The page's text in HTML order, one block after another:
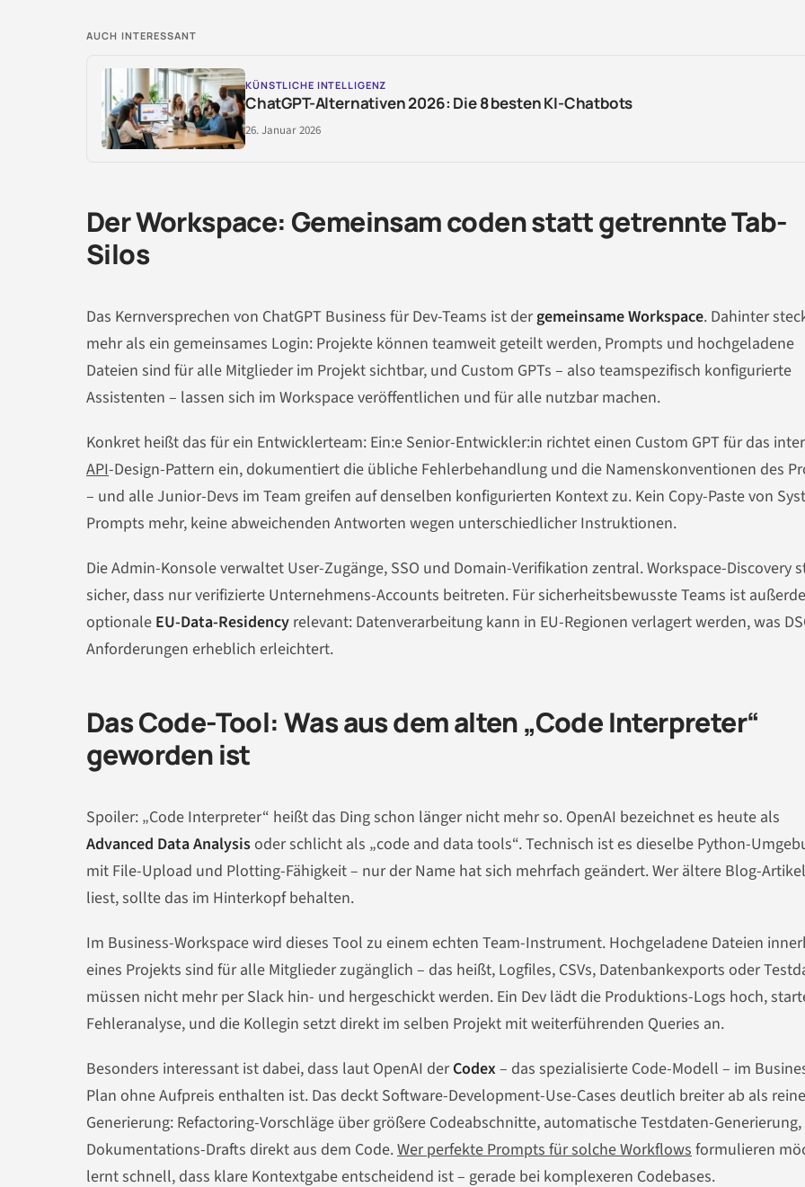
AUCH INTERESSANT
KÜNSTLICHE INTELLIGENZ
ChatGPT-Alternativen 2026: Die 8 besten KI-Chatbots
26. Januar 2026
Der Workspace: Gemeinsam coden statt getrennte Tab-
Silos
Das Kernversprechen von ChatGPT Business für Dev-Teams ist dergemeinsame Workspace. Dahinter
mehr als ein gemeinsames Login: Projekte können teamweit geteilt werden, Prompts und hochgeladene
Dateien sind für alle Mitglieder im Projekt sichtbar, und Custom GPTs – also teamspezifisch konfigurierte
Assistenten – lassen sich im Workspace veröffentlichen und für alle nutzbar machen.
Konkret heißt das für ein Entwicklerteam: Ein:e Senior-Entwickler:in richtet einen Custom GPT für das
API-Design-Pattern ein, dokumentiert die übliche Fehlerbehandlung und die Namenskonventionen des
– und alle Junior-Devs im Team greifen auf denselben konfigurierten Kontext zu. Kein Copy-Paste von
Prompts mehr, keine abweichenden Antworten wegen unterschiedlicher Instruktionen.
Die Admin-Konsole verwaltet User-Zugänge, SSO und Domain-Verifikation zentral. Workspace-Discovery
sicher, dass nur verifizierte Unternehmens-Accounts beitreten. Für sicherheitsbewusste Teams ist
optionale EU-Data-Residency relevant: Datenverarbeitung kann in EU-Regionen verlagert werden, was
Anforderungen erheblich erleichtert.
Das Code-Tool: Was aus dem alten „Code Interpreter“
geworden ist
Spoiler: „Code Interpreter“ heißt das Ding schon länger nicht mehr so. OpenAI bezeichnet es heute als
Advanced Data Analysisoder schlicht als „code and data tools“. Technisch ist es dieselbe Python-
mit File-Upload und Plotting-Fähigkeit – nur der Name hat sich mehrfach geändert. Wer ältere Blog-
liest, sollte das im Hinterkopf behalten.
Im Business-Workspace wird dieses Tool zu einem echten Team-Instrument. Hochgeladene Dateien
eines Projekts sind für alle Mitglieder zugänglich – das heißt, Logfiles, CSVs, Datenbankexports oder
müssen nicht mehr per Slack hin- und hergeschickt werden. Ein Dev lädt die Produktions-Logs hoch,
Fehleranalyse, und die Kollegin setzt direkt im selben Projekt mit weiterführenden Queries an.
Besonders interessant ist dabei, dass laut OpenAI derCodex– das spezialisierte Code-Modell – im
Plan ohne Aufpreis enthalten ist. Das deckt Software-Development-Use-Cases deutlich breiter ab als
Generierung: Refactoring-Vorschläge über größere Codeabschnitte, automatische Testdaten-Generierung,
Dokumentations-Drafts direkt aus dem Code.Wer perfekte Prompts für solche Workflows formulieren
lernt schnell, dass klare Kontextgabe entscheidend ist – gerade bei komplexeren Codebases.